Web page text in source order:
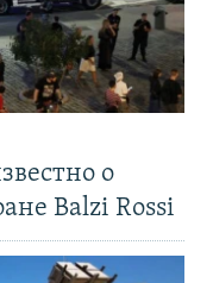
о
Balzi Rossi